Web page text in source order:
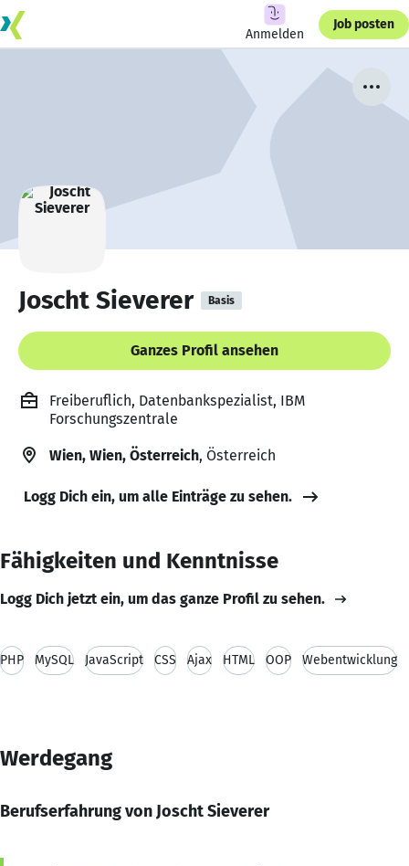
Anmelden
Job posten
Joscht Sieverer Basis
Ganzes Profil ansehen
Freiberuflich, Datenbankspezialist, IBM
Forschungszentrale
Wien, Wien, Österreich, Österreich
Logg Dich ein, um alle Einträge zu sehen.
Fähigkeiten und Kenntnisse
Logg Dich jetzt ein, um das ganze Profil zu sehen.
PHP MySQL JavaScript CSS Ajax HTML OOP Webentwicklung
Werdegang
Berufserfahrung von Joscht Sieverer